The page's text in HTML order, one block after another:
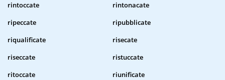
rintoccate
rintonacate
ripeccate
ripubblicate
riqualificate
risecate
riseccate
ristuccate
ritoccate
riunificate